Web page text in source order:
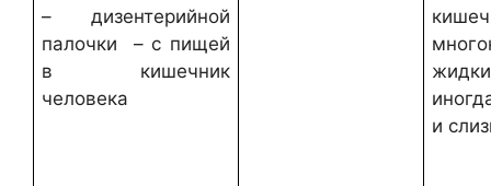
– дизентерийной
палочки – с пищей
в кишечник
человека
и